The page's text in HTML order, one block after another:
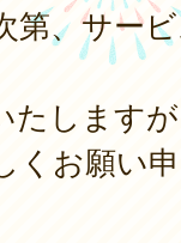
第、サー
たします
くお願い